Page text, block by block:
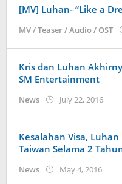
[MV] Luhan- “Like a
MV / Teaser / Audio / OST
Kris dan Luhan
SM Entertainment
News July 22, 2016by
Kesalahan Visa,
Taiwan Selama 2
News May 4, 2016by